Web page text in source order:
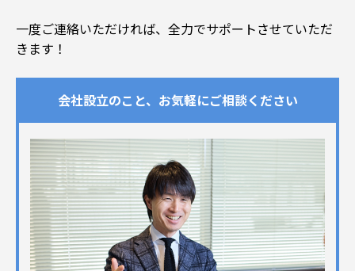
一度ご連絡いただければ、全力でサポートさせていただ
きます！
会社設立のこと、お気軽にご相談ください